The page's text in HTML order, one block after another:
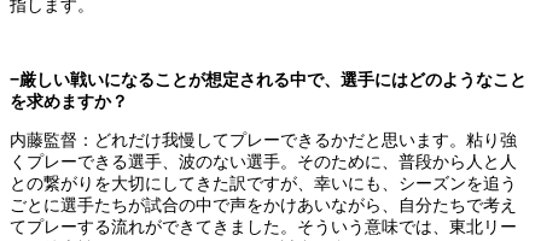
指します。
−厳しい戦いになることが想定される中で、選手にはどのようなこと
を求めますか？
内藤監督：どれだけ我慢してプレーできるかだと思います。粘り強
くプレーできる選手、波のない選手。そのために、普段から人と人
との繋がりを大切にしてきた訳ですが、幸いにも、シーズンを追う
ごとに選手たちが試合の中で声をかけあいながら、自分たちで考え
てプレーする流れができてきました。そういう意味では、東北リー